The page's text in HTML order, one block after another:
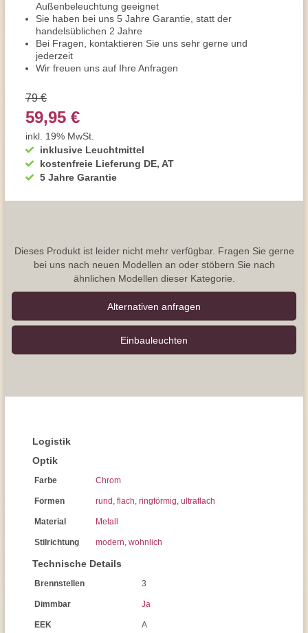
Außenbeleuchtung geeignet
Sie haben bei uns 5 Jahre Garantie, statt der
handelsüblichen 2 Jahre
Bei Fragen, kontaktieren Sie uns sehr gerne und
jederzeit
Wir freuen uns auf Ihre Anfragen
inklusive Leuchtmittel
kostenfreie Lieferung DE, AT
5 Jahre Garantie
79 €
59,95 €
inkl. 19% MwSt.
Dieses Produkt ist leider nicht mehr verfügbar. Fragen Sie gerne
bei uns nach neuen Modellen an oder stöbern Sie nach
ähnlichen Modellen dieser Kategorie.
Alternativen anfragen
Einbauleuchten
Logistik
Optik
Farbe Chrom
Formen rund , flach, ringförmig, ultraflach
Material Metall
Stilrichtung modern, wohnlich
Technische Details
Brennstellen 3
Dimmbar Ja
EEK A